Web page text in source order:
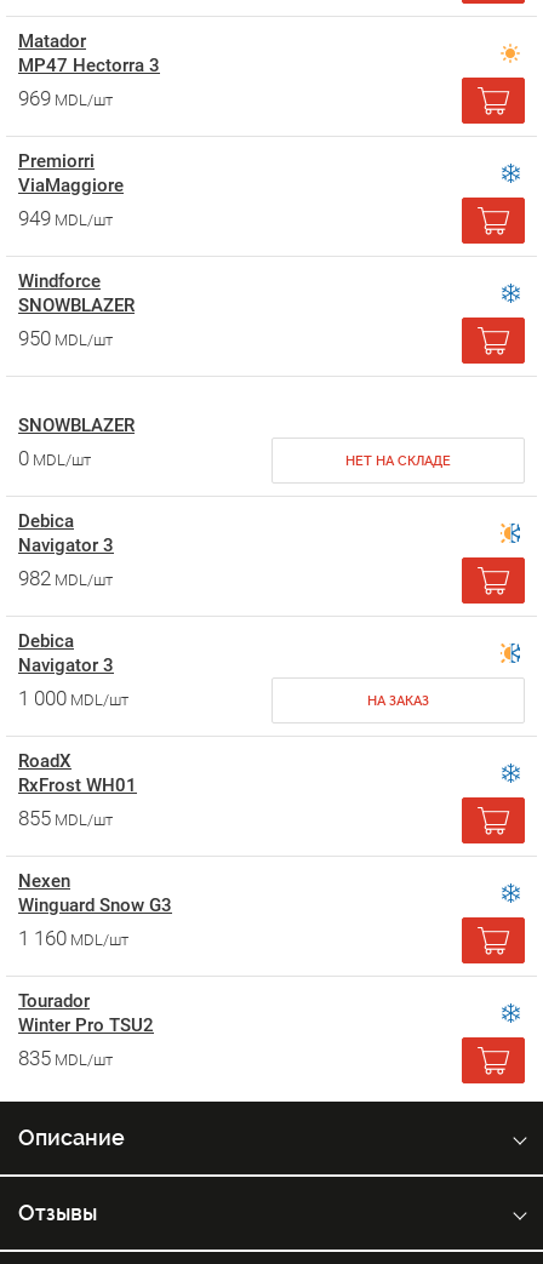
Matador
MP47 Hectorra 3
969 MDL/шт
Premiorri
ViaMaggiore
949 MDL/шт
Windforce
SNOWBLAZER
950 MDL/шт
SNOWBLAZER
0 MDL/шт НЕТ НА СКЛАДЕ
Debica
Navigator 3
982 MDL/шт
Debica
Navigator 3
1 000 MDL/шт НА ЗАКАЗ
RoadX
RxFrost WH01
855 MDL/шт
Nexen
Winguard Snow G3
1 160 MDL/шт
Tourador
Winter Pro TSU2
835 MDL/шт
Описание
Отзывы